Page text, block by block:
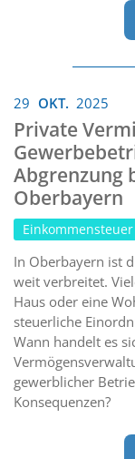
29 OKT. 2025
Private
Abgrenzung
Oberbayern
Einkommensteuer
In Oberbayern ist
weit verbreitet.
Haus oder eine
steuerliche
Wann handelt es
gewerblicher
Konsequenzen?